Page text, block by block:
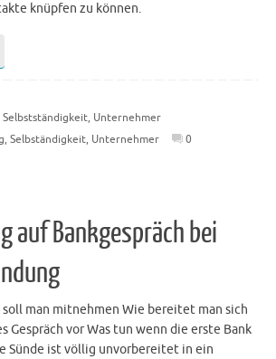
knüpfen zu können.
Selbstständigkeit, Unternehmer
, Selbständigkeit, Unternehmer 0
auf Bankgespräch bei
man mitnehmen Wie bereitet man sich
Gespräch vor Was tun wenn die erste Bank
Sünde ist völlig unvorbereitet in ein